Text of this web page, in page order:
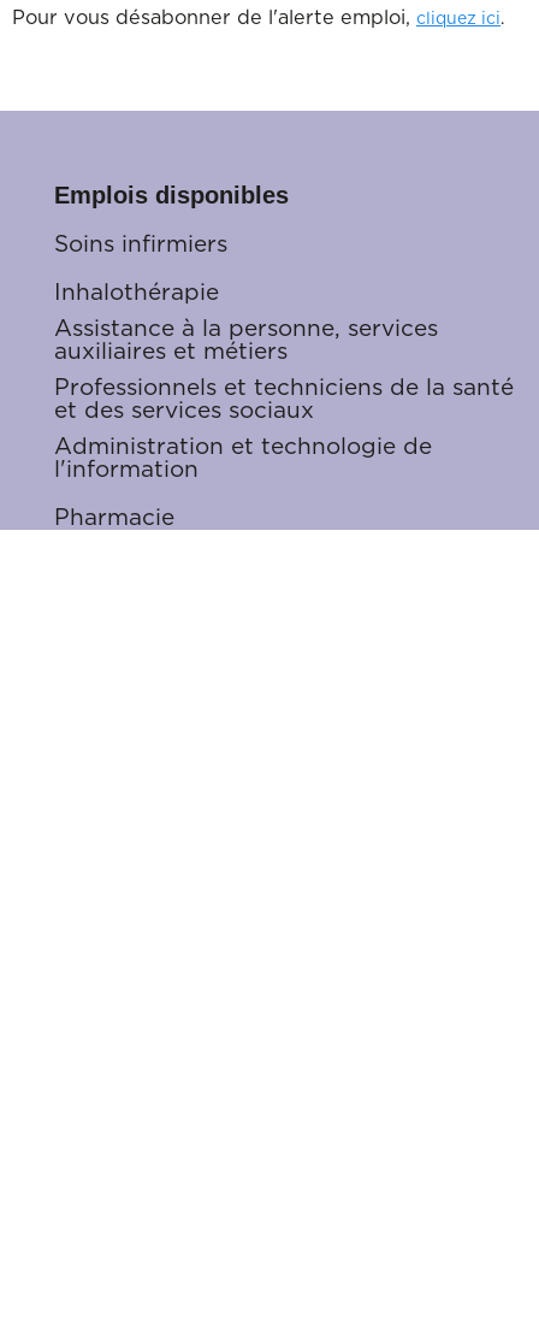
Pour vous désabonner de l'alerte emploi, cliquez ici.
Emplois disponibles
Soins infirmiers
Inhalothérapie
Assistance à la personne, services
auxiliaires et métiers
Professionnels et techniciens de la santé
et des services sociaux
Administration et technologie de
l'information
Pharmacie